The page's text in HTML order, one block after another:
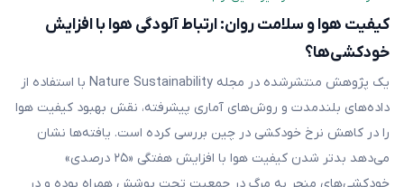
کیفیت هوا و سلامت روان: ارتباط آلودگی هوا با افزایش
خودکشی‌ها؟
یک پژوهش منتشرشده در مجله Nature Sustainability با استفاده از
داده‌های بلندمدت و روش‌های آماری پیشرفته، نقش بهبود کیفیت هوا
را در کاهش نرخ خودکشی در چین بررسی کرده است. یافته‌ها نشان
می‌دهد بدتر شدن کیفیت هوا با افزایش هفتگی «۲۵ درصدی»
خودکشی‌های منجر به مرگ در جمعیت تحت پوشش همراه بوده و در